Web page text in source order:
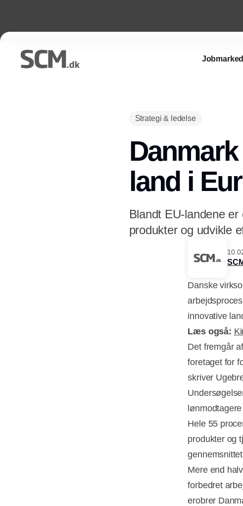
Jobmarked
Strategi & ledelse
land i
Blandt EU-landene
produkter og udvikle
Danske
innovative
Læs også:
Det fremgår
foretaget for
skriver
Hele 55
produkter og
Mere end
forbedret
erobrer